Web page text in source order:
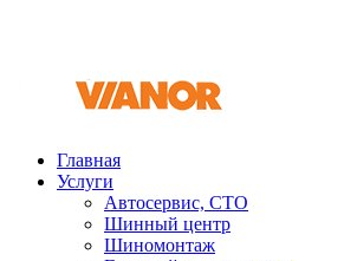
Главная
Услуги
Автосервис, СТО
Шинный центр
Шиномонтаж